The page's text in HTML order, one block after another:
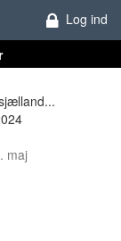
Log ind
maj